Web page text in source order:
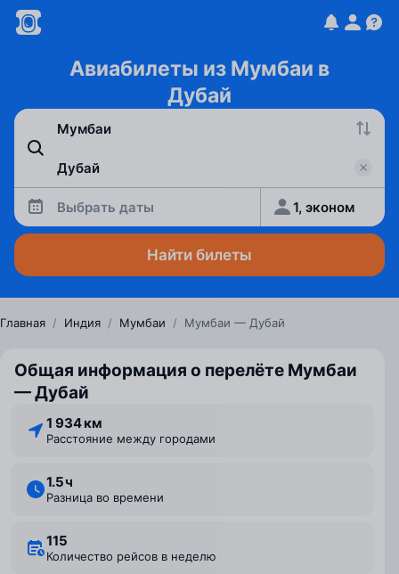
Авиабилеты из Мумбаи в
Дубай
Выбрать даты 1, эконом
Найти билеты
Главная / Индия / Мумбаи / Мумбаи — Дубай
Общая информация о перелёте Мумбаи
— Дубай
1 934 км
Расстояние между городами
1.5 ⁠ч
Разница во времени
115
Количество рейсов в неделю